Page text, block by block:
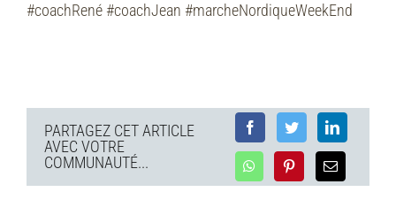
#coachRené #coachJean #marcheNordiqueWeekEnd
PARTAGEZ CET ARTICLE
AVEC VOTRE
COMMUNAUTÉ...